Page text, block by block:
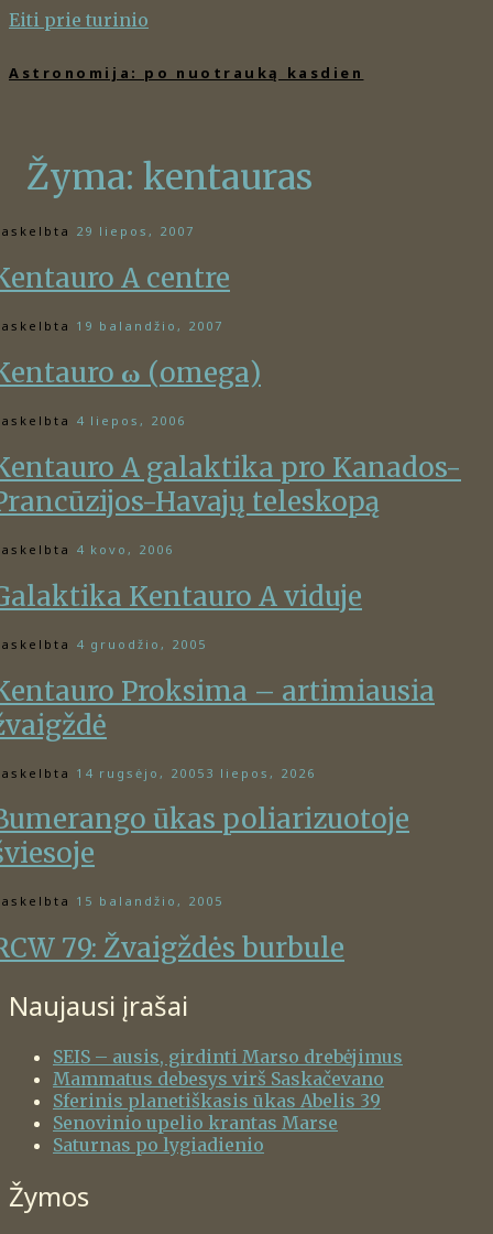
Eiti prie turinio
Astronomija: po nuotrauką kasdien
Žyma: kentauras
29 liepos, 2007
A centre
19 balandžio, 2007
ω (omega)
4 liepos, 2006
A galaktika pro Kanados-
Havajų teleskopą
4 kovo, 2006
Kentauro A viduje
4 gruodžio, 2005
Proksima – artimiausia
14 rugsėjo, 2005 3 liepos, 2026
ūkas poliarizuotoje
15 balandžio, 2005
79: Žvaigždės burbule
Naujausi įrašai
SEIS – ausis, girdinti Marso drebėjimus
Mammatus debesys virš Saskačevano
Sferinis planetiškasis ūkas Abelis 39
Senovinio upelio krantas Marse
Saturnas po lygiadienio
Žymos